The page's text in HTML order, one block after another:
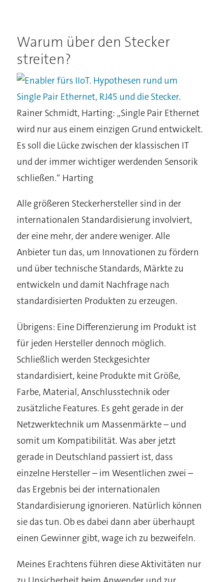
Warum über den Stecker
streiten?
Rainer Schmidt, Harting: „Single Pair Ethernet
wird nur aus einem einzigen Grund entwickelt.
Es soll die Lücke zwischen der klassischen IT
und der immer wichtiger werdenden Sensorik
schließen.“ Harting
Alle größeren Steckerhersteller sind in der
internationalen Standardisierung involviert,
der eine mehr, der andere weniger. Alle
Anbieter tun das, um Innovationen zu fördern
und über technische Standards, Märkte zu
entwickeln und damit Nachfrage nach
standardisierten Produkten zu erzeugen.
Übrigens: Eine Differenzierung im Produkt ist
für jeden Hersteller dennoch möglich.
Schließlich werden Steckgesichter
standardisiert, keine Produkte mit Größe,
Farbe, Material, Anschlusstechnik oder
zusätzliche Features. Es geht gerade in der
Netzwerktechnik um Massenmärkte – und
somit um Kompatibilität. Was aber jetzt
gerade in Deutschland passiert ist, dass
einzelne Hersteller – im Wesentlichen zwei –
das Ergebnis bei der internationalen
Standardisierung ignorieren. Natürlich können
sie das tun. Ob es dabei dann aber überhaupt
einen Gewinner gibt, wage ich zu bezweifeln.
Meines Erachtens führen diese Aktivitäten nur